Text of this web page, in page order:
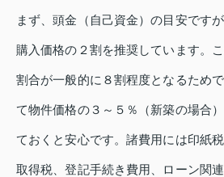
まず、頭金（自己資金）の目安です
購入価格の２割を推奨しています。
割合が一般的に８割程度となるため
て物件価格の３～５％（新築の場合
ておくと安心です。諸費用には印紙
取得税、登記手続き費用、ローン関